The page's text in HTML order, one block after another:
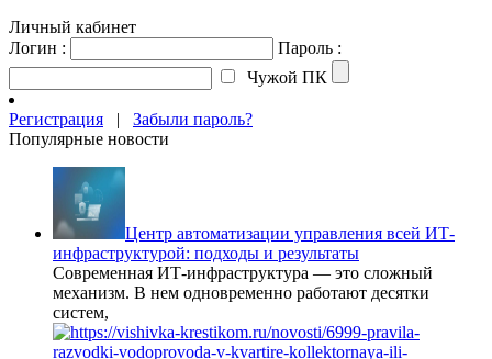
Личный кабинет
Логин :
Пароль :
Чужой ПК
Регистрация | Забыли пароль?
Популярные новости
Центр автоматизации управления всей ИТ-
инфраструктурой: подходы и результаты
Современная ИТ-инфраструктура — это сложный
механизм. В нем одновременно работают десятки
систем,